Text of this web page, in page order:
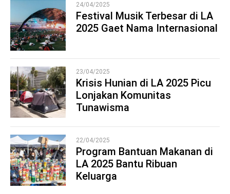
3
24/04/2025
Festival Musik Terbesar di LA
2025 Gaet Nama Internasional
4
23/04/2025
Krisis Hunian di LA 2025 Picu
Lonjakan Komunitas
Tunawisma
5
22/04/2025
Program Bantuan Makanan di
LA 2025 Bantu Ribuan
Keluarga